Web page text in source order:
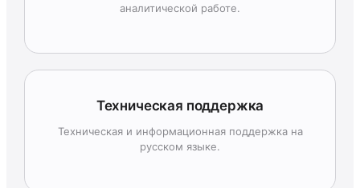
аналитической работе.
Техническая поддержка
Техническая и информационная поддержка на
русском языке.